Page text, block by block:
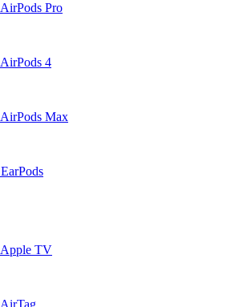
AirPods Pro
AirPods 4
AirPods Max
EarPods
Apple TV